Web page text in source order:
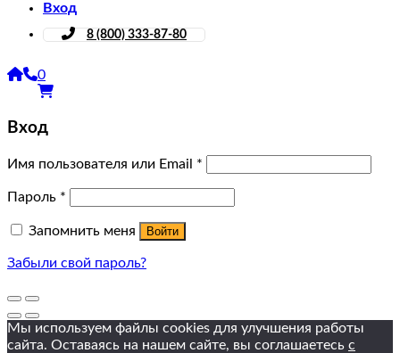
Вход
8 (800) 333-87-80
0
Вход
Имя пользователя или Email *
Пароль *
Запомнить меня Войти
Забыли свой пароль?
Мы используем файлы cookies для улучшения работы
сайта. Оставаясь на нашем сайте, вы соглашаетесь с